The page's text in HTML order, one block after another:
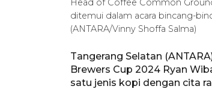
Head of Coffee Common
ditemui dalam acara bincang-
(ANTARA/Vinny Shoffa Salma)
Tangerang Selatan
Brewers Cup 2024 Ryan
satu jenis kopi dengan cita